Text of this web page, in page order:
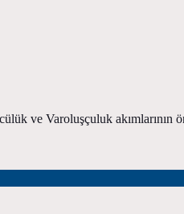
ve Varoluşçuluk